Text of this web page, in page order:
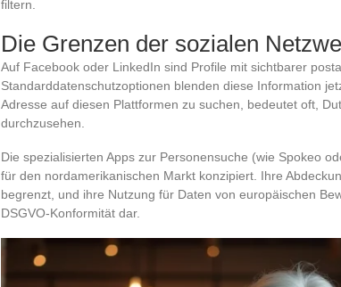
filtern.
Die Grenzen der sozialen
Auf Facebook oder LinkedIn sind Profile mit sichtbarer
Standarddatenschutzoptionen blenden diese Information
Adresse auf diesen Plattformen zu suchen, bedeutet oft,
durchzusehen.
Die spezialisierten Apps zur Personensuche (wie Spokeo
für den nordamerikanischen Markt konzipiert. Ihre
begrenzt, und ihre Nutzung für Daten von europäischen
DSGVO-Konformität dar.